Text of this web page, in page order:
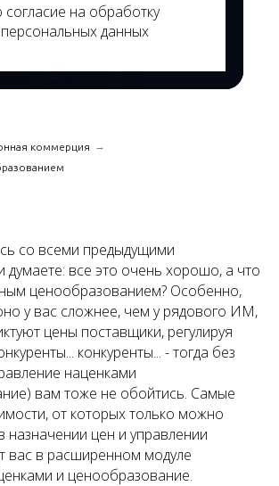
на обработку
данных
коммерция →
со всеми предыдущими
думаете: все это очень хорошо, а что
ценообразованием? Особенно,
у вас сложнее, чем у рядового ИМ,
цены поставщики, регулируя
конкуренты... - тогда без
наценками
вам тоже не обойтись. Самые
от которых только можно
назначении цен и управлении
вас в расширенном модуле
и ценообразование.